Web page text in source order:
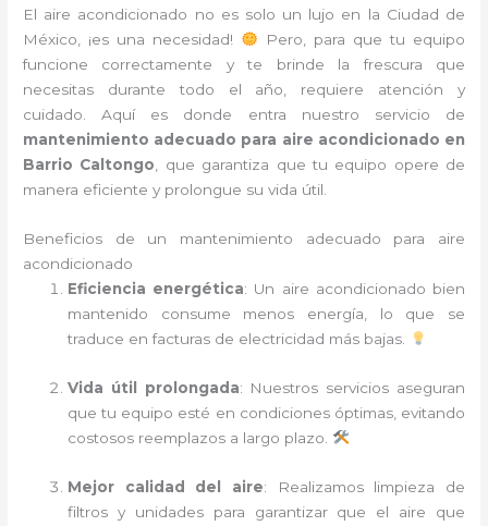
El aire acondicionado no es solo un lujo en la Ciudad de
México, ¡es una necesidad!
Pero, para que tu equipo
funcione correctamente y te brinde la frescura que
necesitas durante todo el año, requiere atención y
cuidado. Aquí es donde entra nuestro servicio de
mantenimiento adecuado para aire acondicionado en
Barrio Caltongo , que garantiza que tu equipo opere de
manera eficiente y prolongue su vida útil.
Beneficios de un mantenimiento adecuado para aire
acondicionado
Eficiencia energética: Un aire acondicionado bien
mantenido consume menos energía, lo que se
traduce en facturas de electricidad más bajas.
Vida útil prolongada: Nuestros servicios aseguran
que tu equipo esté en condiciones óptimas, evitando
costosos reemplazos a largo plazo.
Mejor calidad del aire: Realizamos limpieza de
filtros y unidades para garantizar que el aire que